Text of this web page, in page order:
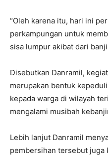
“Oleh karena itu, hari ini
perkampungan untuk
sisa lumpur akibat dari
Disebutkan Danramil,
merupakan bentuk
kepada warga di wilayah
mengalami musibah
Lebih lanjut Danramil
pembersihan tersebut juga